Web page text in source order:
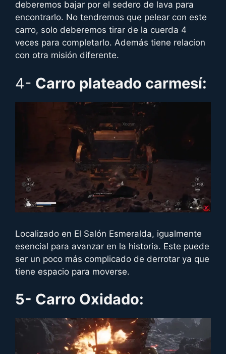
deberemos bajar por el sedero de lava para
encontrarlo. No tendremos que pelear con este
carro, solo deberemos tirar de la cuerda 4
veces para completarlo. Además tiene relacion
con otra misión diferente.
4- Carro plateado carmesí:
Localizado en El Salón Esmeralda, igualmente
esencial para avanzar en la historia. Este puede
ser un poco más complicado de derrotar ya que
tiene espacio para moverse.
5- Carro Oxidado: